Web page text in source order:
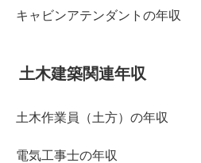
キャビンアテンダントの年収
土木建築関連年収
土木作業員（土方）の年収
電気工事士の年収